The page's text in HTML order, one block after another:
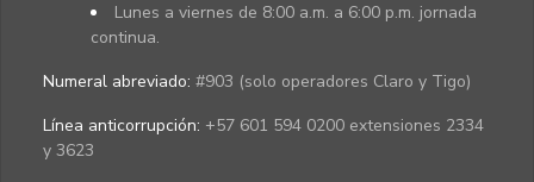
Lunes a viernes de 8:00 a.m. a 6:00 p.m. jornada
continua.
Numeral abreviado: #903 (solo operadores Claro y Tigo)
Línea anticorrupción: +57 601 594 0200 extensiones 2334
y 3623